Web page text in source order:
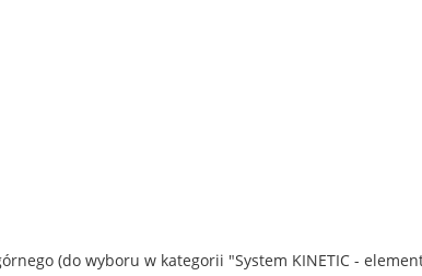
(do wyboru w kategorii "System KINETIC -